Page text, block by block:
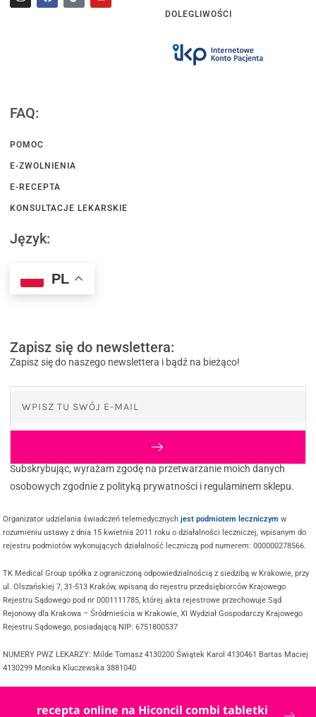
recepta online na Hiconcil combi tabletki
DOLEGLIWOŚCI
FAQ:
POMOC
E-ZWOLNIENIA
E-RECEPTA
KONSULTACJE LEKARSKIE
Język:
PL
Zapisz się do newslettera:
Zapisz się do naszego newslettera i bądź na bieżąco!
Subskrybując, wyrażam zgodę na przetwarzanie moich danych
osobowych zgodnie z polityką prywatności i regulaminem sklepu.
Organizator udzielania świadczeń telemedycznychjest podmiotem leczniczym w
rozumieniu ustawy z dnia 15 kwietnia 2011 roku o działalności leczniczej, wpisanym do
rejestru podmiotów wykonujących działalność leczniczą pod numerem: 000000278566.
TK Medical Group spółka z ograniczoną odpowiedzialnością z siedzibą w Krakowie, przy
ul. Olszańskiej 7, 31-513 Kraków, wpisaną do rejestru przedsiębiorców Krajowego
Rejestru Sądowego pod nr 0001111785, której akta rejestrowe przechowuje Sąd
Rejonowy dla Krakowa – Śródmieścia w Krakowie, XI Wydział Gospodarczy Krajowego
Rejestru Sądowego, posiadającą NIP: 6751800537
NUMERY PWZ LEKARZY: Milde Tomasz 4130200 Świątek Karol 4130461 Bartas Maciej
4130299 Monika Kluczewska 3881040